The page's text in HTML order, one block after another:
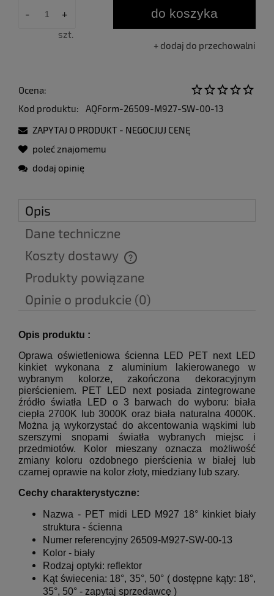
- +
szt.
do koszyka
dodaj do przechowalni
Ocena:
Kod produktu:
AQForm-26509-M927-SW-00-13
ZAPYTAJ O PRODUKT - NEGOCJUJ CENĘ
poleć znajomemu
dodaj opinię
Opis
Dane techniczne
Koszty dostawy
Cena nie zawiera ewentualnych kosztów płatności
Produkty powiązane
Opinie o produkcie (0)
Opis produktu :
Oprawa oświetleniowa ścienna LED PET next LED
kinkiet wykonana z aluminium lakierowanego w
wybranym kolorze, zakończona dekoracyjnym
pierścieniem. PET LED next posiada zintegrowane
źródło światła LED o 3 barwach do wyboru: biała
ciepła 2700K lub 3000K oraz biała naturalna 4000K.
Można ją wykorzystać do akcentowania wąskimi lub
szerszymi snopami światła wybranych miejsc i
przedmiotów. Kolor mieszany oznacza możliwość
zmiany koloru ozdobnego pierścienia w białej lub
czarnej oprawie na kolor złoty, miedziany lub szary.
Cechy charakterystyczne:
Nazwa - PET midi LED M927 18° kinkiet biały
struktura - ścienna
Numer referencyjny 26509-M927-SW-00-13
Kolor - biały
Rodzaj optyki: reflektor
Kąt świecenia: 18°, 35°, 50° ( dostępne kąty: 18°,
35°, 50° - zapytaj sprzedawcę )